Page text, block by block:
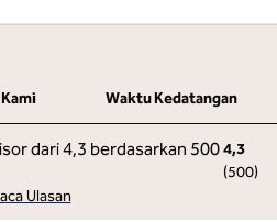
Waktu Kedatangan
4,3
(500)
Ulasan